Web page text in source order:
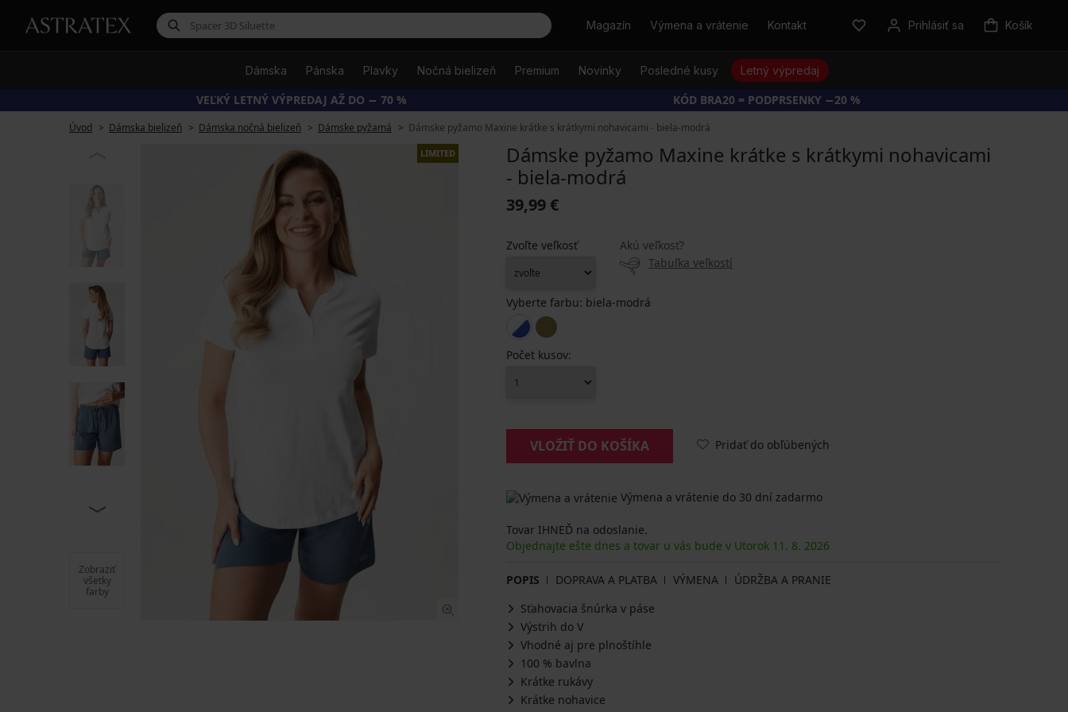
HľadaťMagazín Výmena a vrátenie Kontakt Prihlásiť sa Košík
Dámska Pánska Plavky Nočná bielizeň Premium Novinky Posledné kusy Letný výpredaj
VEĽKÝ LETNÝ VÝPREDAJ AŽ DO − 70 % KÓD BRA20 = PODPRSENKY −20 %
Úvod Dámska bielizeň Dámska nočná bielizeň Dámske pyžamá Dámske pyžamo Maxine krátke s krátkymi nohavicami - biela-modrá
Zobraziť
všetky
farby
LIMITED
Dámske pyžamo Maxine krátke s krátkymi nohavicami
- biela-modrá
39,99 €
Zvoľte veľkosť
Akú veľkosť?
Tabuľka veľkostí
Vyberte farbu: biela-modrá
Počet kusov:
VLOŽIŤ DO KOŠÍKA Pridať do obľúbených
Výmena a vrátenie do 30 dní zadarmo
Tovar IHNEĎ na odoslanie.
Objednajte ešte dnes a tovar u vás bude v Utorok 11. 8. 2026
POPIS DOPRAVA A PLATBA VÝMENA
ÚDRŽBA A PRANIE
Sťahovacia šnúrka v páse
Výstrih do V
Vhodné aj pre plnoštíhle
100 % bavlna
Krátke rukávy
Krátke nohavice